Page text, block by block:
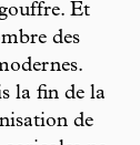
Et
des
la fin de la
de